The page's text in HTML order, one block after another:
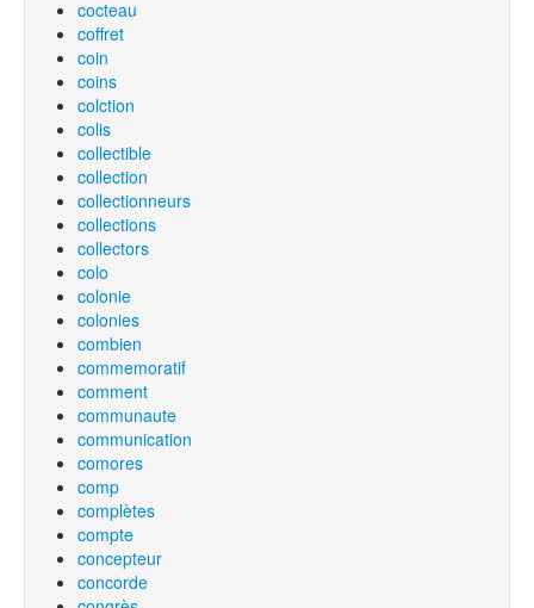
cocteau
coffret
coin
coins
colction
colis
collectible
collection
collectionneurs
collections
collectors
colo
colonie
colonies
combien
commemoratif
comment
communaute
communication
comores
comp
complètes
compte
concepteur
concorde